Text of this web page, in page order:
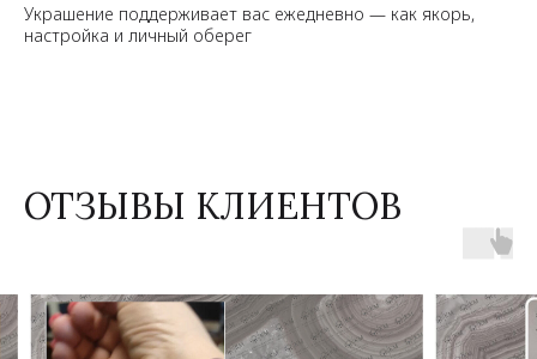
Украшение поддерживает вас ежедневно — как якорь,
настройка и личный оберег
ОТЗЫВЫ КЛИЕНТОВ